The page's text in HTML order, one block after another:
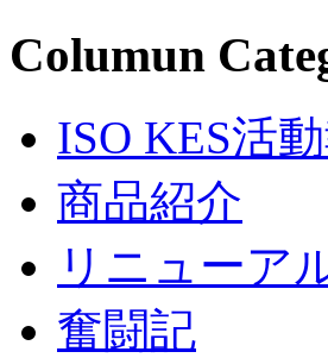
Columun
ISO KES活
商品紹介
リニューア
奮闘記